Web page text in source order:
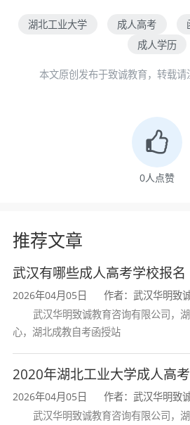
建筑工程技术、建筑经济管
术、电气自动化技术、电子商
湖北工业大学
湖北工业大学 成人高考
成人学历
本文原创发布于致诚教育，转载
0人点赞
推荐文章
武汉有哪些成人高考学校报名
2026年04月05日
作者：武汉华明致
武汉华明致诚教育咨询有限公司，
心，湖北成教自考函授站
2020年湖北工业大学成人高
2026年04月05日
作者：武汉华明致
武汉华明致诚教育咨询有限公司，